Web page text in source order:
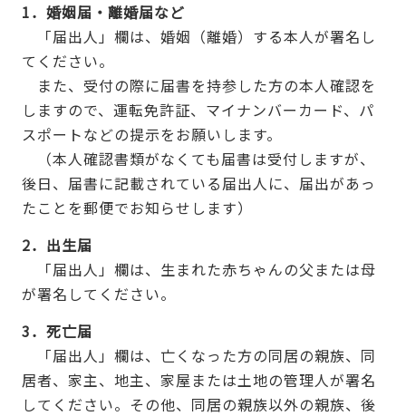
1．婚姻届・離婚届など
「届出人」欄は、婚姻（離婚）する本人が署名し
てください。
また、受付の際に届書を持参した方の本人確認を
しますので、運転免許証、マイナンバーカード、パ
スポートなどの提示をお願いします。
（本人確認書類がなくても届書は受付しますが、
後日、届書に記載されている届出人に、届出があっ
たことを郵便でお知らせします）
2．出生届
「届出人」欄は、生まれた赤ちゃんの父または母
が署名してください。
3．死亡届
「届出人」欄は、亡くなった方の同居の親族、同
居者、家主、地主、家屋または土地の管理人が署名
してください。その他、同居の親族以外の親族、後